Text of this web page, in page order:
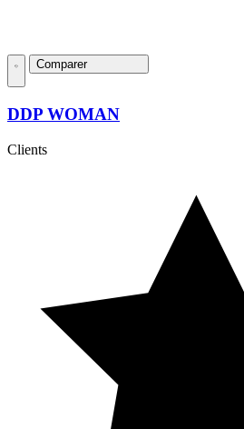
Comparer
DDP WOMAN
Clients